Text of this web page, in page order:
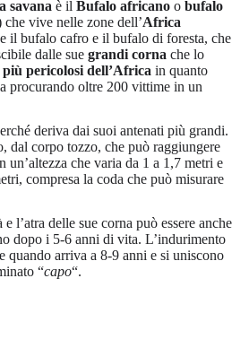
savana è il Bufalo africano o bufalo
che vive nelle zone dell’Africa
il bufalo cafro e il bufalo di foresta, che
dalle sue grandi corna che lo
pericolosi dell’Africa in quanto
procurando oltre 200 vittime in un
deriva dai suoi antenati più grandi.
dal corpo tozzo, che può raggiungere
un’altezza che varia da 1 a 1,7 metri e
compresa la coda che può misurare
l’atra delle sue corna può essere anche
dopo i 5-6 anni di vita. L’indurimento
quando arriva a 8-9 anni e si uniscono
“capo“.